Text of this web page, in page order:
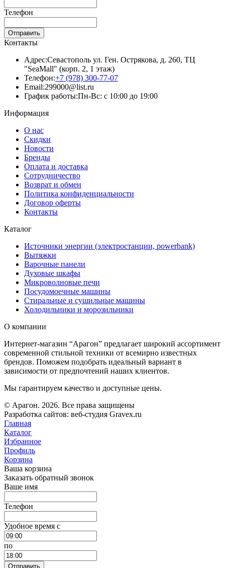
Телефон
Отправить
Контакты
Адрес:Севастополь ул. Ген. Острякова, д. 260, ТЦ
"SeaMall" (корп. 2, 1 этаж)
Телефон:+7 (978) 300-77-07
Email:299000@list.ru
График работы:Пн-Вс: с 10:00 до 19:00
Информация
О нас
Скидки
Новости
Бренды
Оплата и доставка
Сотрудничество
Возврат и обмен
Политика конфиденциальности
Договор оферты
Контакты
Каталог
Источники энергии (электростанции, powerbank)
Вытяжки
Варочные панели
Духовые шкафы
Микроволновые печи
Посудомоечные машины
Стиральные и сушильные машины
Холодильники и морозильники
О компании
Интернет-магазин “Арагон” предлагает широкий ассортимент
современной стильной техники от всемирно известных
брендов. Поможем подобрать идеальный вариант в
зависимости от предпочтений наших клиентов.
Мы гарантируем качество и доступные цены.
© Арагон. 2026. Все права защищены
Разработка сайтов: веб-студия Gravex.ru
Главная
Каталог
Избранное
Профиль
Корзина
Ваша корзина
Заказать обратный звонок
Ваше имя
Телефон
Удобное время c
по
Отправить